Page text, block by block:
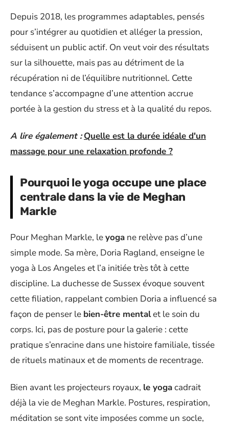
Depuis 2018, les programmes adaptables, pensés
pour s’intégrer au quotidien et alléger la pression,
séduisent un public actif. On veut voir des résultats
sur la silhouette, mais pas au détriment de la
récupération ni de l’équilibre nutritionnel. Cette
tendance s’accompagne d’une attention accrue
portée à la gestion du stress et à la qualité du repos.
A lire également : Quelle est la durée idéale d'un
massage pour une relaxation profonde ?
Pourquoi le yoga occupe une place
centrale dans la vie de Meghan
Markle
Pour Meghan Markle, leyoga ne relève pas d’une
simple mode. Sa mère, Doria Ragland, enseigne le
yoga à Los Angeles et l’a initiée très tôt à cette
discipline. La duchesse de Sussex évoque souvent
cette filiation, rappelant combien Doria a influencé sa
façon de penser le bien-être mentalet le soin du
corps. Ici, pas de posture pour la galerie : cette
pratique s’enracine dans une histoire familiale, tissée
de rituels matinaux et de moments de recentrage.
Bien avant les projecteurs royaux, le yogacadrait
déjà la vie de Meghan Markle. Postures, respiration,
méditation se sont vite imposées comme un socle,